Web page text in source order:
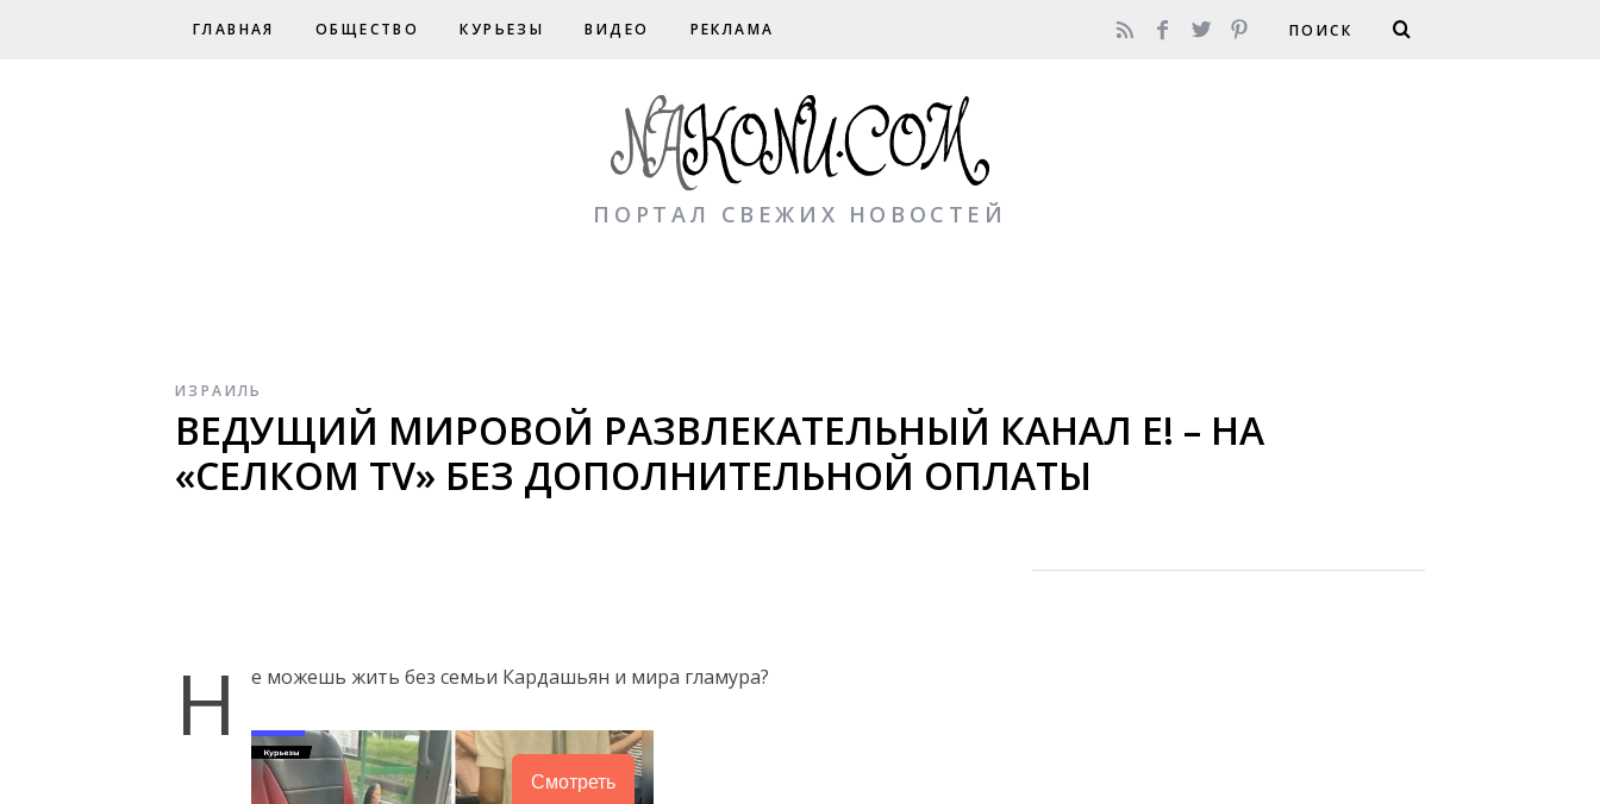
ГЛАВНАЯ ОБЩЕСТВО КУРЬЕЗЫ ВИДЕО РЕКЛАМА
ПОРТАЛ СВЕЖИХ НОВОСТЕЙ
ИЗРАИЛЬ
ВЕДУЩИЙ МИРОВОЙ РАЗВЛЕКАТЕЛЬНЫЙ КАНАЛ E! – НА
«СЕЛКОМ TV» БЕЗ ДОПОЛНИТЕЛЬНОЙ ОПЛАТЫ
Н е можешь жить без семьи Кардашьян и мира гламура?
Смотреть